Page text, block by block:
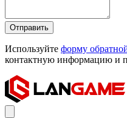
Отправить
Используйте форму
контактную информацию и